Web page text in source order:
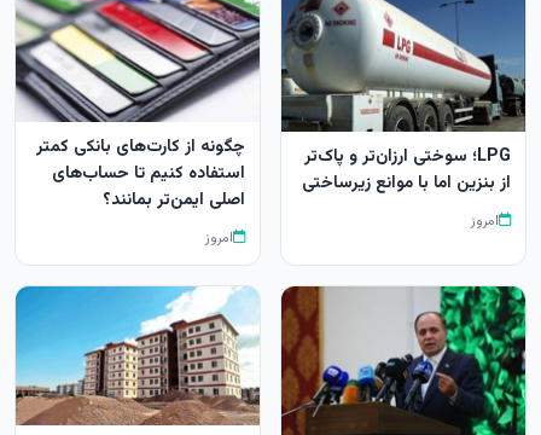
LPG؛ سوختی ارزان‌تر و پاک‌تر
از بنزین اما با موانع زیرساختی
امروز
چگونه از کارت‌های بانکی کمتر
استفاده کنیم تا حساب‌های
اصلی ایمن‌تر بمانند؟
امروز